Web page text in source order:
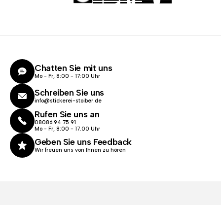
Chatten Sie mit uns
Mo - Fr, 8:00 - 17:00 Uhr
Schreiben Sie uns
info@stickerei-stoiber.de
Rufen Sie uns an
08086 94 75 91
Mo - Fr, 8:00 - 17.00 Uhr
Geben Sie uns Feedback
Wir freuen uns von Ihnen zu hören